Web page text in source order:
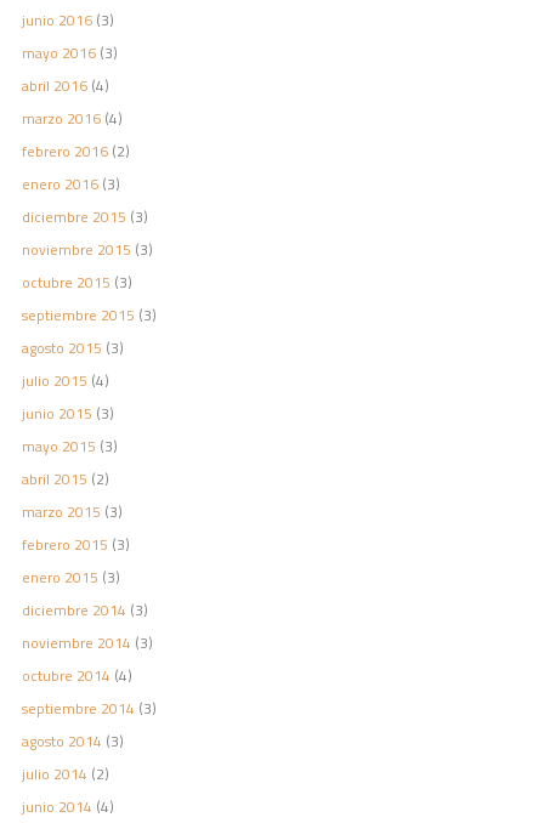
junio 2016(3)
mayo 2016(3)
abril 2016(4)
marzo 2016(4)
febrero 2016(2)
enero 2016(3)
diciembre 2015 (3)
noviembre 2015 (3)
octubre 2015 (3)
septiembre 2015 (3)
agosto 2015 (3)
julio 2015 (4)
junio 2015 (3)
mayo 2015 (3)
abril 2015 (2)
marzo 2015 (3)
febrero 2015 (3)
enero 2015 (3)
diciembre 2014 (3)
noviembre 2014 (3)
octubre 2014 (4)
septiembre 2014 (3)
agosto 2014 (3)
julio 2014 (2)
junio 2014 (4)